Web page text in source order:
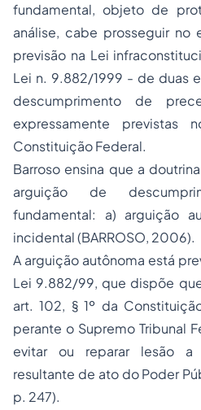
fundamental, objeto de
análise, cabe prosseguir no
previsão na Lei
Lei n. 9.882/1999 - de duas
descumprimento de
expressamente
Constituição Federal.
Barroso ensina que a
arguição de
fundamental: a) arguição
incidental (BARROSO, 2006).
A arguição autônoma está
Lei 9.882/99, que dispõe
art. 102, § 1º da
perante o Supremo Tribunal
evitar ou reparar lesão a
resultante de ato do Poder
p. 247).